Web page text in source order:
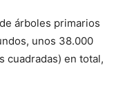
árboles primarios
unos 38.000
cuadradas) en total,